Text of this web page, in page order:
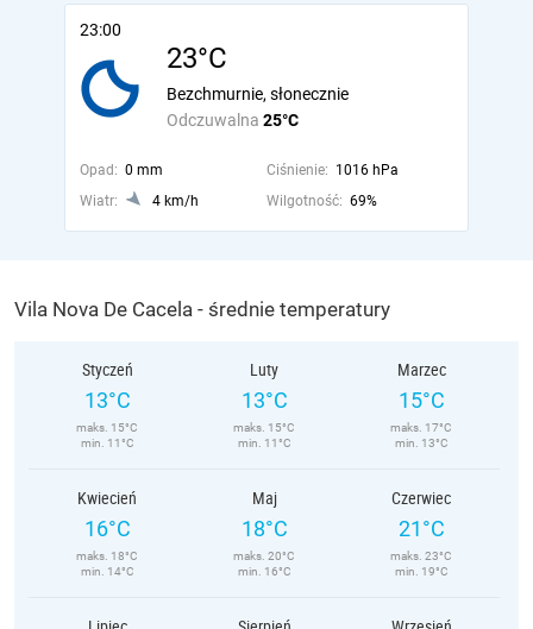
23:00
23°C
Odczuwalna 25°C
Bezchmurnie, słonecznie
Opad: 0 mm Ciśnienie: 1016 hPa
Wiatr:
4 km/h Wilgotność: 69%
Vila Nova De Cacela - średnie temperatury
Styczeń
13°C
maks. 15°C
min. 11°C
Luty
13°C
maks. 15°C
min. 11°C
Marzec
15°C
maks. 17°C
min. 13°C
Kwiecień
16°C
maks. 18°C
min. 14°C
Maj
18°C
maks. 20°C
min. 16°C
Czerwiec
21°C
maks. 23°C
min. 19°C